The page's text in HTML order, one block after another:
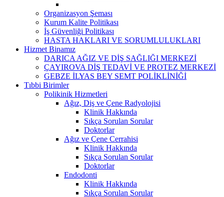
Organizasyon Şeması
Kurum Kalite Politikası
İş Güvenliği Politikası
HASTA HAKLARI VE SORUMLULUKLARI
Hizmet Binamız
DARICA AĞIZ VE DİŞ SAĞLIĞI MERKEZİ
ÇAYIROVA DİŞ TEDAVİ VE PROTEZ MERKEZİ
GEBZE İLYAS BEY SEMT POLİKLİNİĞİ
Tıbbi Birimler
Polikinik Hizmetleri
Ağız, Diş ve Çene Radyolojisi
Klinik Hakkında
Sıkça Sorulan Sorular
Doktorlar
Ağız ve Çene Cerrahisi
Klinik Hakkında
Sıkça Sorulan Sorular
Doktorlar
Endodonti
Klinik Hakkında
Sıkça Sorulan Sorular